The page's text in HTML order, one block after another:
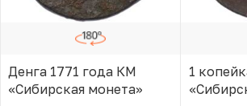
Денга 1771 года КМ
«Сибирская монета»
1